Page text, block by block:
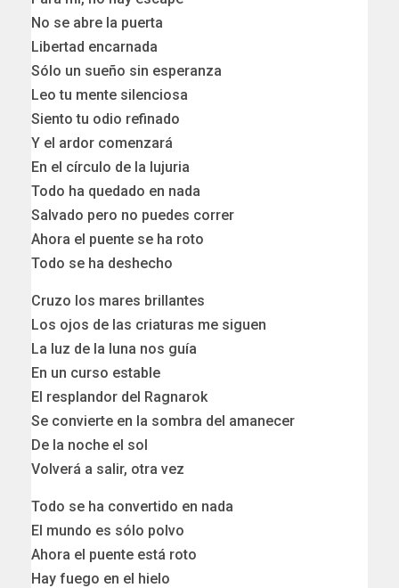
No se abre la puerta
Libertad encarnada
Sólo un sueño sin esperanza
Leo tu mente silenciosa
Siento tu odio refinado
Y el ardor comenzará
En el círculo de la lujuria
Todo ha quedado en nada
Salvado pero no puedes correr
Ahora el puente se ha roto
Todo se ha deshecho
Cruzo los mares brillantes
Los ojos de las criaturas me siguen
La luz de la luna nos guía
En un curso estable
El resplandor del Ragnarok
Se convierte en la sombra del amanecer
De la noche el sol
Volverá a salir, otra vez
Todo se ha convertido en nada
El mundo es sólo polvo
Ahora el puente está roto
Hay fuego en el hielo